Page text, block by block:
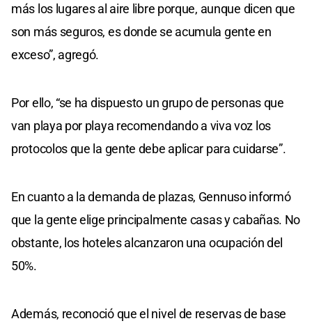
más los lugares al aire libre porque, aunque dicen que
son más seguros, es donde se acumula gente en
exceso”, agregó.
Por ello, “se ha dispuesto un grupo de personas que
van playa por playa recomendando a viva voz los
protocolos que la gente debe aplicar para cuidarse”.
En cuanto a la demanda de plazas, Gennuso informó
que la gente elige principalmente casas y cabañas. No
obstante, los hoteles alcanzaron una ocupación del
50%.
Además, reconoció que el nivel de reservas de base